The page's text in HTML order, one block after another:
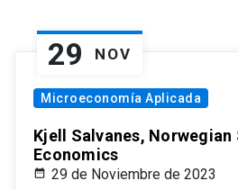
29 NOV
Microeconomía Aplicada
Kjell Salvanes,
Economics
29 de Noviembre de 2023